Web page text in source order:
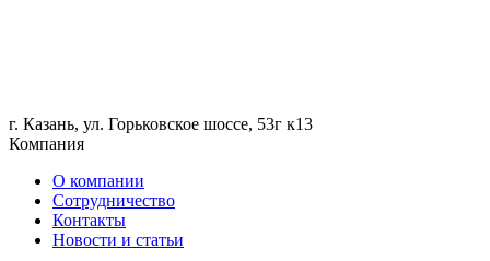
г. Казань, ул. Горьковское шоссе, 53г к13
Компания
О компании
Сотрудничество
Контакты
Новости и статьи